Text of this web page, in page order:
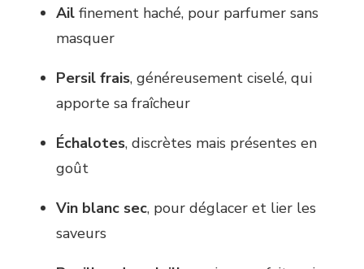
Ail finement haché, pour parfumer sans
masquer
Persil frais, généreusement ciselé, qui
apporte sa fraîcheur
Échalotes, discrètes mais présentes en
goût
Vin blanc sec, pour déglacer et lier les
saveurs